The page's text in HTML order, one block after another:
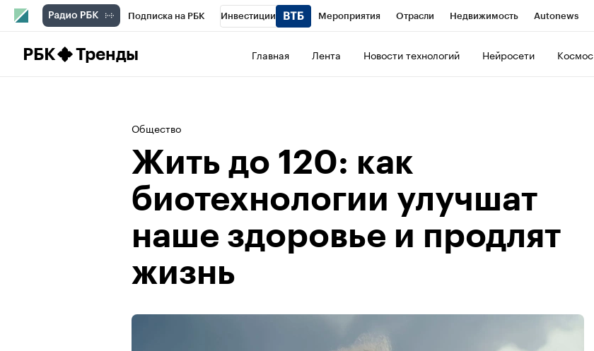
Подписка на РБК Инвестиции Мероприятия Отрасли Недвижимость Autonews
РБК Тренды Главная Лента Новости технологий Нейросети Космос
Общество
Жить до 120: как
биотехнологии улучшат
наше здоровье и продлят
жизнь